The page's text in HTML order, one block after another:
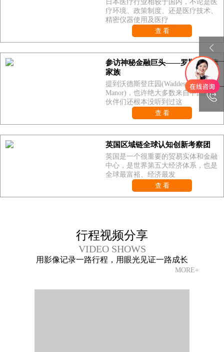
日本医疗行业相较于国内，不论是医
疗环境、政策制度、还是医疗技术、
精密仪器使用及医疗
查 看
参访神秘金融巨头——罗斯柴尔德
家族
提到沃德斯登庄园(Waddesdon
Manor)，也许绝大多数来自中国的小
伙伴们还根本没听到过这
查 看
英国区域链全球认知创新考察团
英国是一个很重要的贸易实体和金融
中心，是世界第五大经济体系，也是
全球最富裕、经济最发
查 看
行程视频分享
VIDEO SHOWS
用影像记录一路行程，用眼光见证一路成长
MORE+